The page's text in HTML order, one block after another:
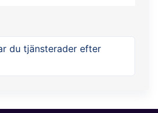
du tjänsterader efter